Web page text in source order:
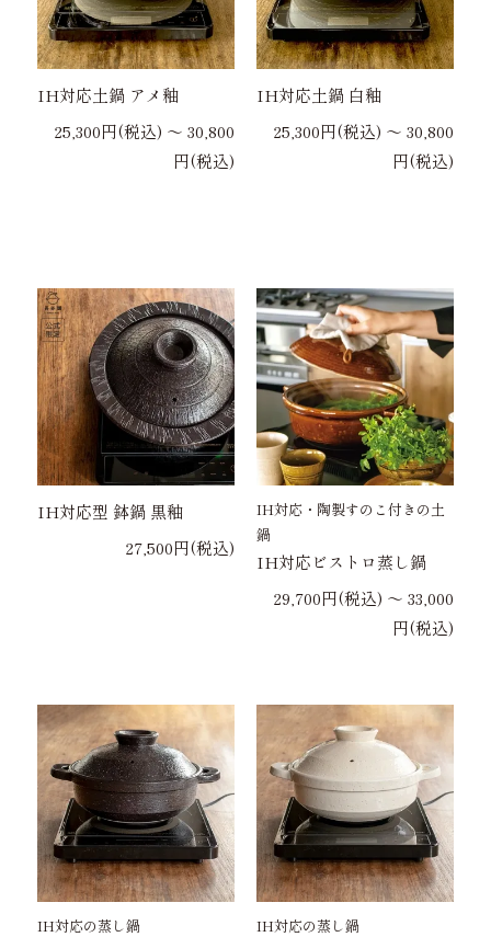
IH対応土鍋 アメ釉
25,300円(税込) 〜 30,800
円(税込)
IH対応土鍋 白釉
25,300円(税込) 〜 30,800
円(税込)
IH対応型 鉢鍋 黒釉
27,500円(税込)
IH対応・陶製すのこ付きの土
鍋
IH対応ビストロ蒸し鍋
29,700円(税込) 〜 33,000
円(税込)
IH対応の蒸し鍋 IH対応の蒸し鍋